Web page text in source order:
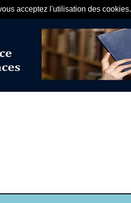
acceptez l'utilisation des cookies.